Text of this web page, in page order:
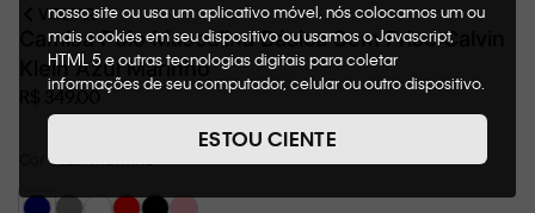
nosso site ou usa um aplicativo móvel, nós colocamos um ou
mais cookies em seu dispositivo ou usamos o Javascript,
HTML 5 e outras tecnologias digitais para coletar
informações de seu computador, celular ou outro dispositivo.
de cookies, informaremos quais cookies usaremos e quais
suas funções. A forma como processamos os dados
nosso Aviso de Privacidade. Quando você visita nosso site,
ESTOU CIENTE
VOLTAR
Camisa Polo Masculina Básica Sem Friso Calvin
Klein Azul Marinho
349,00
CorAzul Marinho